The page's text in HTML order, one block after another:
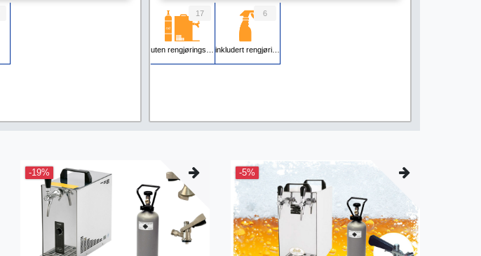
90 liter 110 liter
uten rengjøringsutstyr
17
inkludert rengjøringstilbehør
6
-19% -5%